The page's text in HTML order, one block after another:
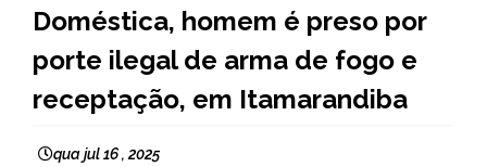
GERAIS
Doméstica, homem é preso por
porte ilegal de arma de fogo e
receptação, em Itamarandiba
qua jul 16 , 2025